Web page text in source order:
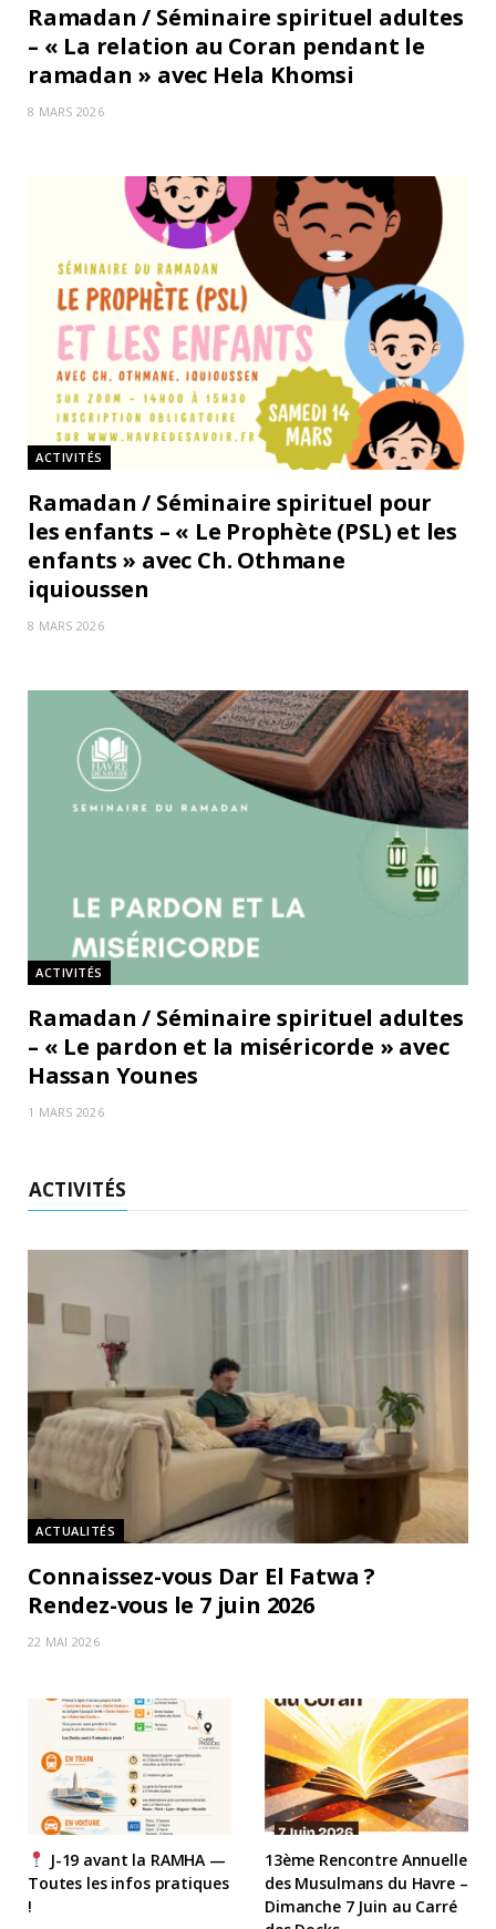
Ramadan / Séminaire spirituel adultes
– « La relation au Coran pendant le
ramadan » avec Hela Khomsi
8 MARS 2026
ACTIVITÉS
Ramadan / Séminaire spirituel pour
les enfants – « Le Prophète (PSL) et les
enfants » avec Ch. Othmane
iquioussen
8 MARS 2026
ACTIVITÉS
Ramadan / Séminaire spirituel adultes
– « Le pardon et la miséricorde » avec
Hassan Younes
1 MARS 2026
ACTIVITÉS
ACTUALITÉS
Connaissez-vous Dar El Fatwa ?
Rendez-vous le 7 juin 2026
22 MAI 2026
J-19 avant la RAMHA —
Toutes les infos pratiques
!
13ème Rencontre Annuelle
des Musulmans du Havre –
Dimanche 7 Juin au Carré